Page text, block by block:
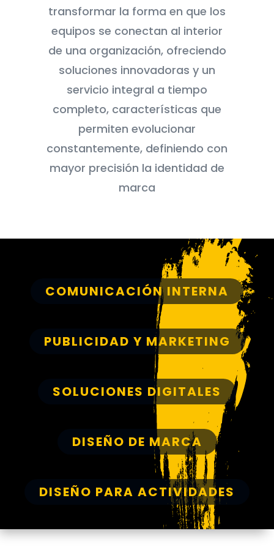
transformar la forma en que los
equipos se conectan al interior
de una organización, ofreciendo
soluciones innovadoras y un
servicio integral a tiempo
completo, características que
permiten evolucionar
constantemente, definiendo con
mayor precisión la identidad de
marca
COMUNICACIÓN INTERNA
PUBLICIDAD Y MARKETING
SOLUCIONES DIGITALES
DISEÑO DE MARCA
DISEÑO PARA ACTIVIDADES